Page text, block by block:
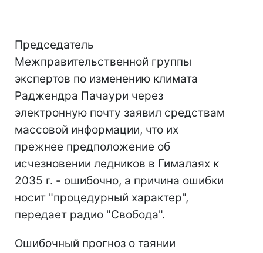
Председатель
Межправительственной группы
экспертов по изменению климата
Раджендра Пачаури через
электронную почту заявил средствам
массовой информации, что их
прежнее предположение об
исчезновении ледников в Гималаях к
2035 г. - ошибочно, а причина ошибки
носит "процедурный характер",
передает радио "Свобода".
Ошибочный прогноз о таянии